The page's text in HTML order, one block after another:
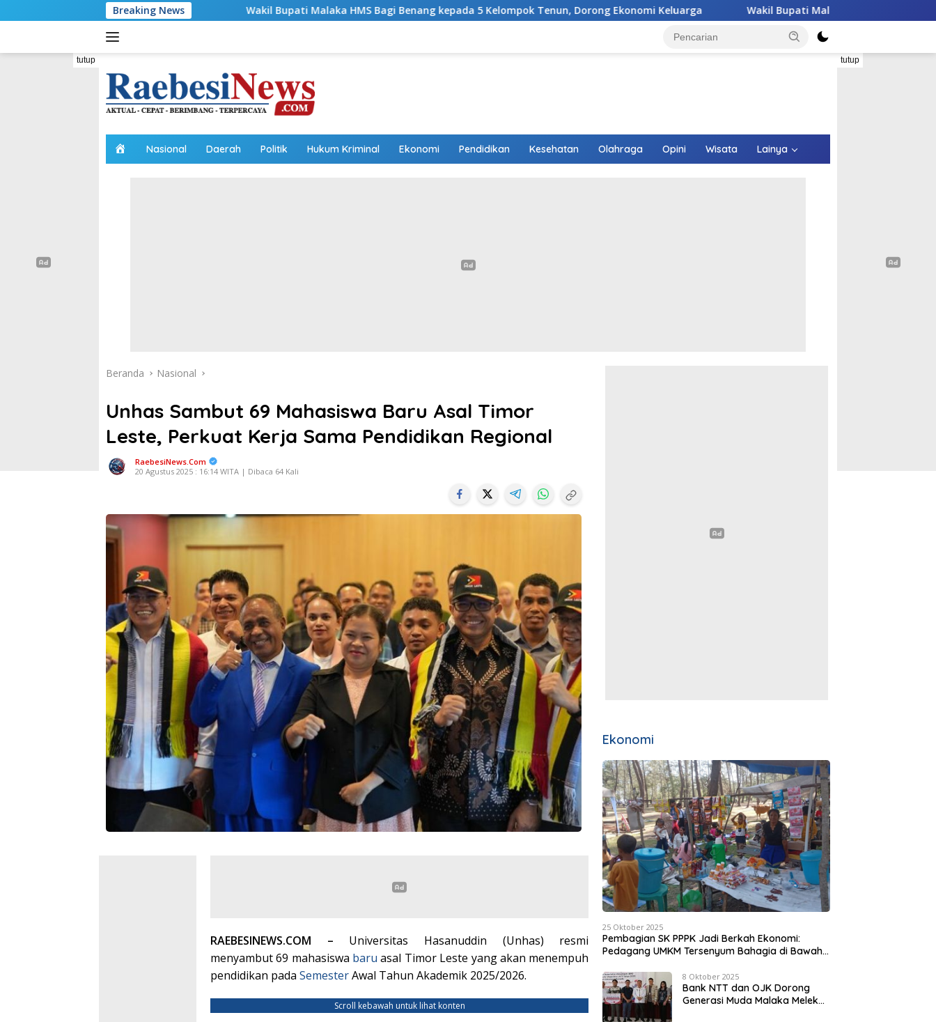
ke
Breaking News
Wakil Bupati Malaka HMS Bagi Benang kepada 5 Kelompok Tenun, Dorong Ekonomi Keluarga Wakil Bupati Malaka HMS Tinjau Kelompok Peternak Babi
tutup tutup
o
Nasional Daerah Politik Hukum Kriminal Ekonomi Pendidikan Kesehatan Olahraga Opini Wisata Lainya
Beranda Nasional
Unhas Sambut 69 Mahasiswa Baru Asal Timor
Leste, Perkuat Kerja Sama Pendidikan Regional
RaebesiNews.Com
20 Agustus 2025 : 16:14 WITA | Dibaca 64 Kali
RAEBESINEWS.COM – Universitas Hasanuddin (Unhas) resmi
menyambut 69 mahasiswa baru asal Timor Leste yang akan menempuh
pendidikan pada SemesterAwal Tahun Akademik 2025/2026.
Scroll kebawah untuk lihat konten
Ekonomi
25 Oktober 2025
Pembagian SK PPPK Jadi Berkah Ekonomi:
Pedagang UMKM Tersenyum Bahagia di Bawah
8 Oktober 2025
Bank NTT dan OJK Dorong
Generasi Muda Malaka Melek